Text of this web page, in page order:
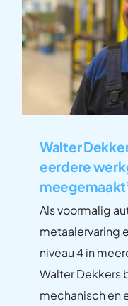
Walter
eerdere
Als voormalig
metaalervaring
niveau 4 in
Walter Dekkers
mechanisch en